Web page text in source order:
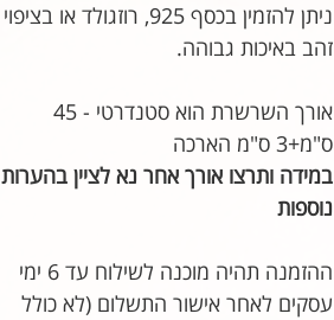
ניתן להזמין בכסף 925, רוזגולד או בציפוי
זהב באיכות גבוהה.
אורך השרשרת הוא סטנדרטי - 45
ס"מ+3 ס"מ הארכה
במידה ותרצו אורך אחר נא לציין בהערות
נוספות
ההזמנה תהיה מוכנה לשילוח עד 6 ימי
עסקים לאחר אישור התשלום (לא כולל